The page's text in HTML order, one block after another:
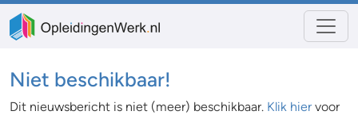
Niet beschikbaar!
Dit nieuwsbericht is niet (meer) beschikbaar. Klik hier voor